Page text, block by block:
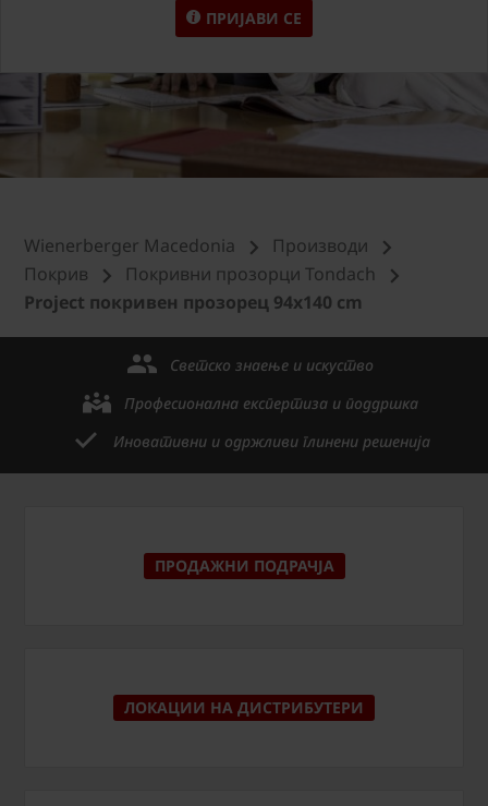
ПРИЈАВИ СЕ
Wienerberger Macedonia
Производи
Покрив
Покривни прозорци Tondach
Project покривен прозорец 94x140 cm
Светско знаење и искуство
Професионална експертиза и поддршка
Иновативни и одржливи глинени решенија
ПРОДАЖНИ ПОДРАЧЈА
ЛОКАЦИИ НА ДИСТРИБУТЕРИ